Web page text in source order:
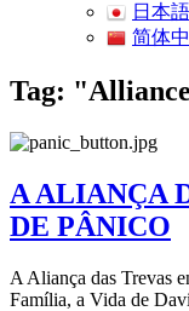
日本語
简体
Tag:
A ALIANÇA
DE PÂNICO
A Aliança das Trevas
Família, a Vida de